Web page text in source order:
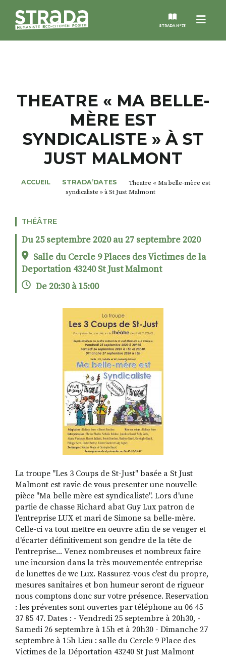
Menu
STRADA N°73
MAGAZINES
NOS THÈMES
STRADA’DATES
ALTER STRADA
RECHERCHER
S'ABONNER
THEATRE « MA BELLE-
MÈRE EST
SYNDICALISTE » À ST
JUST MALMONT
ACCUEIL STRADA’DATES
Theatre « Ma belle-mère est
syndicaliste » à St Just Malmont
THÉÂTRE
Du 25 septembre 2020 au 27 septembre 2020
Salle du Cercle 9 Places des Victimes de la
Deportation 43240 St Just Malmont
De 20:30 à 15:00
La troupe "Les 3 Coups de St-Just" basée a St Just
Malmont est ravie de vous presenter une nouvelle
pièce "Ma belle mère est syndicaliste". Lors d'une
partie de chasse Richard abat Guy Lux patron de
l'entreprise LUX et mari de Simone sa belle-mère.
Celle-ci va tout mettre en oeuvre afin de se venger et
d'écarter définitivement son gendre de la tête de
l'entreprise... Venez nombreuses et nombreux faire
une incursion dans la très mouvementée entreprise
de lunettes de wc Lux. Rassurez-vous c'est du propre,
mesures sanitaires et bon humeur seront de rigueur
nous comptons donc sur votre présence. Reservation
: les préventes sont ouvertes par téléphone au 06 45
37 85 47. Dates : - Vendredi 25 septembre à 20h30, -
Samedi 26 septembre à 15h et à 20h30 - Dimanche 27
septembre à 15h Lieu : salle du Cercle 9 Place des
Victimes de la Déportation 43240 St Just Malmont